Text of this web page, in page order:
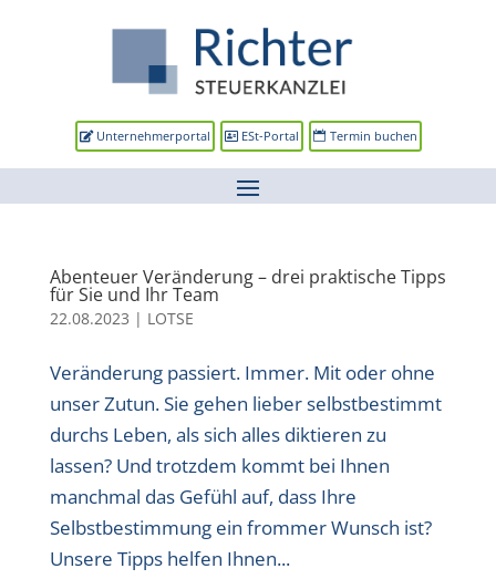
Unternehmerportal ESt-Portal Termin buchen
Abenteuer Veränderung – drei praktische Tipps
für Sie und Ihr Team
22.08.2023 | LOTSE
Veränderung passiert. Immer. Mit oder ohne
unser Zutun. Sie gehen lieber selbstbestimmt
durchs Leben, als sich alles diktieren zu
lassen? Und trotzdem kommt bei Ihnen
manchmal das Gefühl auf, dass Ihre
Selbstbestimmung ein frommer Wunsch ist?
Unsere Tipps helfen Ihnen...